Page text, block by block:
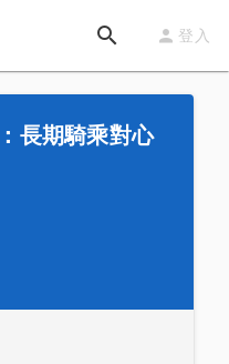
登入
長期騎乘對心